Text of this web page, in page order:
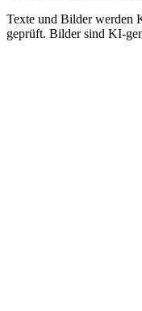
Texte und Bilder werden
geprüft. Bilder sind KI-